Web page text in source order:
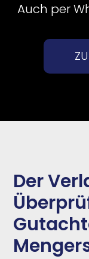
Auch per
Der